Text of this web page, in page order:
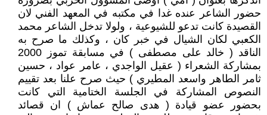
حضور الشاعر عنده غدا في مكتبه في المعهد الفني لان
القصيدة كانت تدعو للشيوعية ، ولولا تدخل الشاعر محمد
الكعبي لكان الشيال في خبر كان ، وكذلك ما صرح به
الناقد ( خالد على مصطفى ) في مسابقة تموز 2000
بمشاركة الشعراء ( عقيل الواجدي ، عامر عواد ، حسين
ثامر الطاهر واسعد المطيري ) حيث صرح علنا بعد تقييم
النصوص المشاركة في الجلسة الختامية التي كانت
بحضور عضو قيادة ( هدى صالح عماش ) ان قصائد